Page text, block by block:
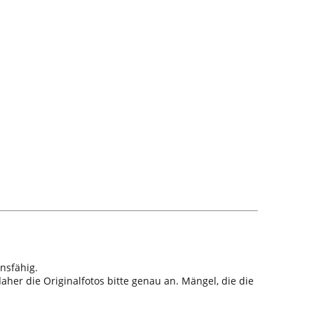
die Originalfotos bitte genau an. Mängel, die die